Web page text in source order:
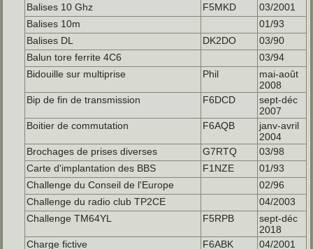
Balises 10 Ghz
F5MKD
03/2001
Balises 10m
01/93
Balises DL
DK2DO
03/90
Balun tore ferrite 4C6
03/94
Bidouille sur multiprise
Phil
mai-août
2008
Bip de fin de transmission
F6DCD
sept-déc
2007
Boitier de commutation
F6AQB
janv-avril
2004
Brochages de prises diverses
G7RTQ
03/98
Carte d'implantation des BBS
F1NZE
01/93
Challenge du Conseil de l'Europe
02/96
Challenge du radio club TP2CE
04/2003
Challenge TM64YL
F5RPB
sept-déc
2018
Charge fictive
F6ABK 04/2001